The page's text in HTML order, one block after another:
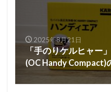
2025年8月21日
「手のりケルヒャー
(OC Handy Compact)